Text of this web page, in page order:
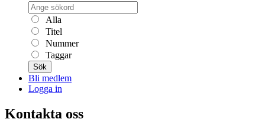
Alla
Titel
Nummer
Taggar
Sök
Bli medlem
Logga in
Kontakta oss